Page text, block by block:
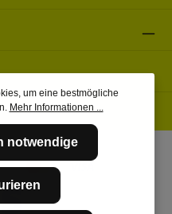
um eine bestmögliche
Mehr Informationen ...
notwendige